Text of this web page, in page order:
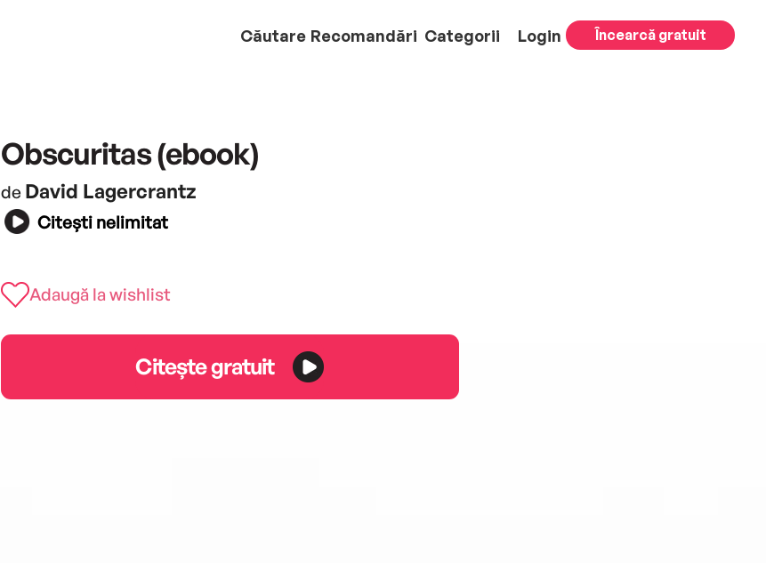
Căutare Recomandări Categorii Login Încearcă gratuit
Obscuritas (ebook)
de David Lagercrantz
Citești nelimitat
Adaugă la wishlist
Citește gratuit